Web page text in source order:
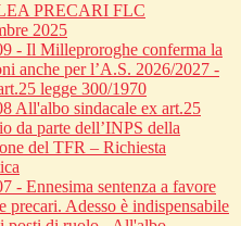
PRECARI FLC
2025
- Il Milleproroghe conferma la
anche per l’A.S. 2026/2027 -
legge 300/1970
All'albo sindacale ex art.25
da parte dell’INPS della
del TFR – Richiesta
- Ennesima sentenza a favore
precari. Adesso è indispensabile